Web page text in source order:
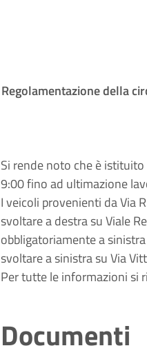
Regolamentazione della
Si rende noto che è istituito
9:00 fino ad ultimazione
I veicoli provenienti da Via
svoltare a destra su Viale
obbligatoriamente a
svoltare a sinistra su Via
Per tutte le informazioni si
Documenti